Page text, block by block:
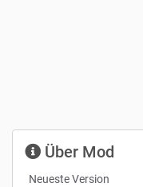
Über Mod
Neueste Version